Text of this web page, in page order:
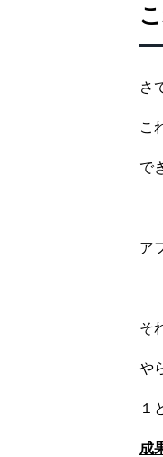
さ
こ
で
ア
そ
や
１
成